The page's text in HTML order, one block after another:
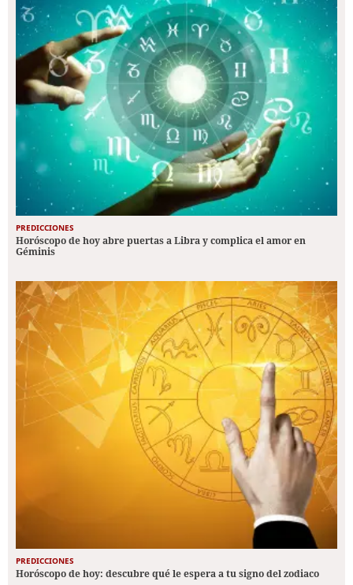
PREDICCIONES
Horóscopo de hoy abre puertas a Libra y complica el amor en
Géminis
PREDICCIONES
Horóscopo de hoy: descubre qué le espera a tu signo del zodiaco